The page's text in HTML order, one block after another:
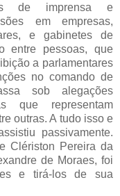
de imprensa e
em empresas,
e gabinetes de
entre pessoas, que
a parlamentares
no comando de
sob alegações
que representam
outras. A tudo isso e
passivamente.
Clériston Pereira da
de Moraes, foi
e tirá-los de sua